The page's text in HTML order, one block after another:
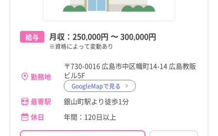
給与 月収： 250,000円 〜300,000円
※資格によって変動あり
勤務地
〒730-0016 広島市中区幟町14-14 広島教販
ビル5F
GoogleMapで見る
最寄駅
銀山町駅より徒歩1分
休日
年間：120日以上